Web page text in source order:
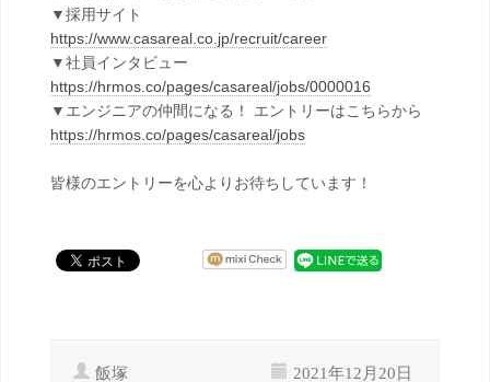
▼採用サイト
https://www.casareal.co.jp/recruit/career
▼社員インタビュー
https://hrmos.co/pages/casareal/jobs/0000016
▼エンジニアの仲間になる！ エントリーはこちらから
https://hrmos.co/pages/casareal/jobs
皆様のエントリーを心よりお待ちしています！
飯塚 2021年12月20日